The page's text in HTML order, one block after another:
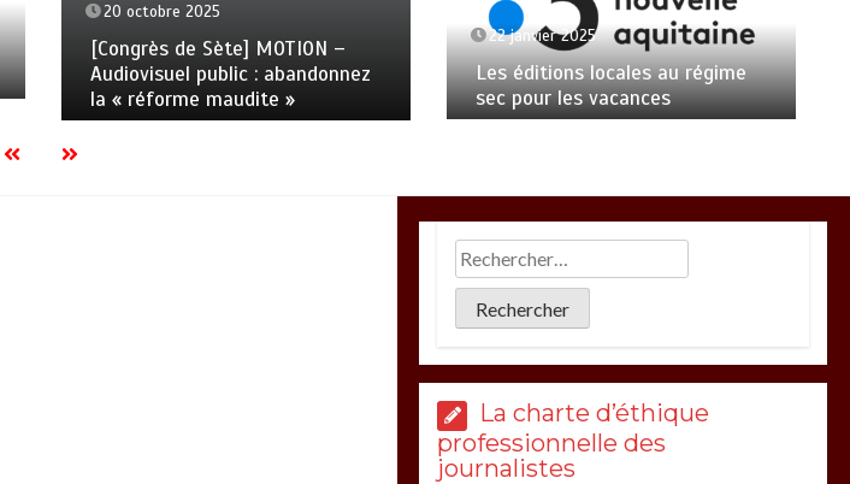
20 octobre 2025
[Congrès de Sète] MOTION –
Audiovisuel public : abandonnez
la « réforme maudite »
22 janvier 2025
Les éditions locales au régime
sec pour les vacances
La charte d’éthique
professionnelle des
journalistes